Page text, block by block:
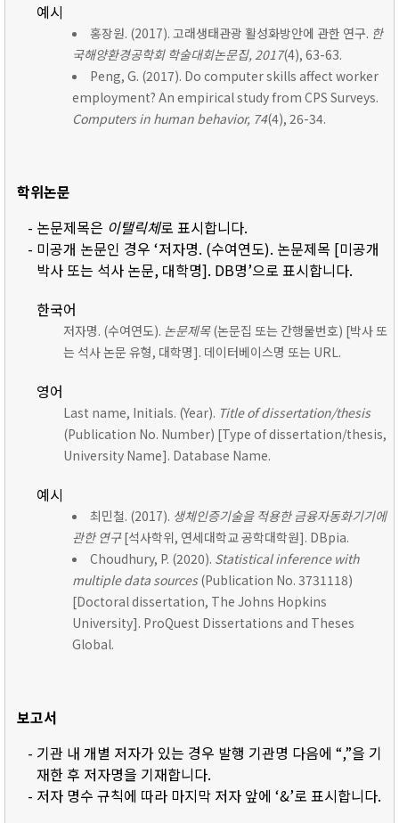
예시
홍장원. (2017). 고래생태관광 활성화방안에 관한 연구. 한
국해양환경공학회 학술대회논문집, 2017(4), 63-63.
Peng, G. (2017). Do computer skills affect worker
employment? An empirical study from CPS Surveys.
Computers in human behavior, 74(4), 26-34.
학위논문
- 논문제목은 이탤릭체로 표시합니다.
- 미공개 논문인 경우 ‘저자명. (수여연도). 논문제목 [미공개
박사 또는 석사 논문, 대학명]. DB명’으로 표시합니다.
한국어
저자명. (수여연도). 논문제목(논문집 또는 간행물번호) [박사 또
는 석사 논문 유형, 대학명]. 데이터베이스명 또는 URL.
영어
Last name, Initials. (Year). Title of dissertation/thesis
(Publication No. Number) [Type of dissertation/thesis,
University Name]. Database Name.
예시
최민철. (2017). 생체인증기술을 적용한 금융자동화기기에
관한 연구[석사학위, 연세대학교 공학대학원]. DBpia.
Choudhury, P. (2020). Statistical inference with
multiple data sources(Publication No. 3731118)
[Doctoral dissertation, The Johns Hopkins
University]. ProQuest Dissertations and Theses
Global.
보고서
- 기관 내 개별 저자가 있는 경우 발행 기관명 다음에 “,”을 기
재한 후 저자명을 기재합니다.
- 저자 명수 규칙에 따라 마지막 저자 앞에 ‘&’로 표시합니다.